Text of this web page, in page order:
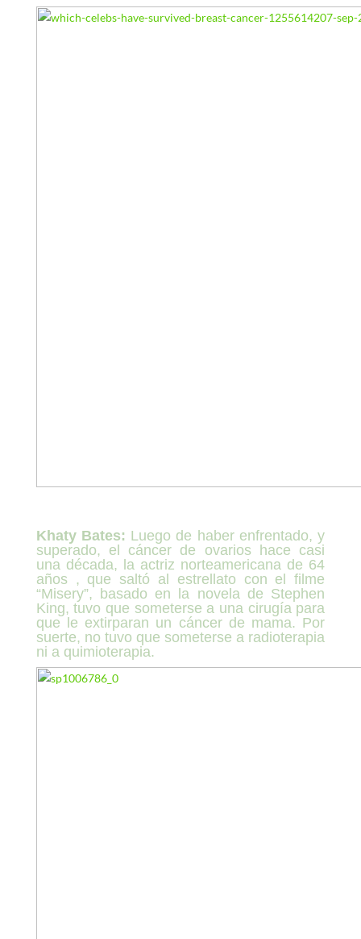
Khaty Bates: Luego de haber enfrentado, y
superado, el cáncer de ovarios hace casi
una década, la actriz norteamericana de 64
años , que saltó al estrellato con el filme
“Misery”, basado en la novela de Stephen
King, tuvo que someterse a una cirugía para
que le extirparan un cáncer de mama. Por
suerte, no tuvo que someterse a radioterapia
ni a quimioterapia.